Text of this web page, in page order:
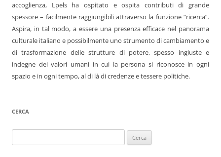
accoglienza, Lpels ha ospitato e ospita contributi di grande
spessore – facilmente raggiungibili attraverso la funzione “ricerca”.
Aspira, in tal modo, a essere una presenza efficace nel panorama
culturale italiano e possibilmente uno strumento di cambiamento e
di trasformazione delle strutture di potere, spesso ingiuste e
indegne dei valori umani in cui la persona si riconosce in ogni
spazio e in ogni tempo, al di là di credenze e tessere politiche.
CERCA
per: